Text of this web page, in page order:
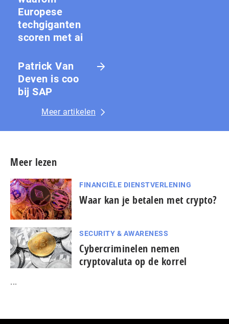
Europese
techgiganten
scoren met ai
Patrick Van
Deven is coo
bij SAP
Meer artikelen
Meer lezen
FINANCIËLE DIENSTVERLENING
Waar kan je betalen met crypto?
SECURITY & AWARENESS
Cybercriminelen nemen
cryptovaluta op de korrel
...